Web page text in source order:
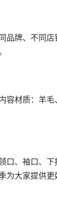
牌、不同店
容材质：羊
口、袖口、
大家提供更